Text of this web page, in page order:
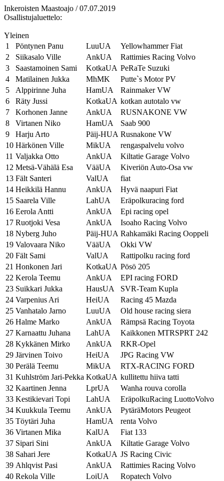
Inkeroisten Maastoajo / 07.07.2019
Osallistujaluettelo:
Yleinen
1
Pöntynen Panu LuuUA
Yellowhammer Fiat
2
Siikasalo Ville AnkUA
Rattimies Racing Volvo
3
Saastamoinen Sami KotkaUA PeRaTe Suzuki
4
Matilainen Jukka MhMK
Putte`s Motor PV
5
Alppirinne Juha HamUA
Rainmaker VW
6
Räty Jussi KotkaUA kotkan autotalo vw
7
Korhonen Janne AnkUA
RUSNAKONE VW
8
Virtanen Niko HamUA
Saab 900
9
Harju Arto Päij-HUA Rusnakone VW
10 Härkönen Ville MikUA
rengaspalvelu volvo
11 Valjakka Otto AnkUA
Kiltatie Garage Volvo
12 Metsä-Vähälä Esa VääUA
Kiveriön Auto-Osa vw
13 Fält Santeri ValUA
fiat
14 Heikkilä Hannu AnkUA
Hyvä naapuri Fiat
15 Saarela Ville LahUA
Eräpolkuracing ford
16 Eerola Antti AnkUA
Epi racing opel
17 Ruotjoki Vesa AnkUA
Isoaho Racing Volvo
18 Nyberg Juho Päij-HUA Rahkamäki Racing Ooppeli
19 Valovaara Niko VääUA
Okki VW
20 Fält Sami ValUA
Rattipolku racing ford
21 Honkonen Jari KotkaUA Pösö 205
22 Kerola Teemu AnkUA
EPI racing FORD
23 Suikkari Jukka HausUA
SVR-Team Kupla
24 Varpenius Ari HeiUA
Racing 45 Mazda
25 Vanhatalo Jarno LuuUA
Old house racing siera
26 Halme Marko AnkUA
Rämpsä Racing Toyota
27 Karnaattu Juhana LahUA
Kaikkonen MTRSPRT 242
28 Kykkänen Mirko AnkUA
RKR-Opel
29 Järvinen Toivo HeiUA
JPG Racing VW
30 Perälä Teemu MikUA
RTX-RACING FORD
31 Kuhlström Jari-Pekka KotkaUA kullitettu hiiva tatti
32 Kaartinen Jenna LprUA
Wanha rouva corolla
33 Kestikievari Topi LahUA
EräpolkuRacing LuottoVolvo
34 Kuukkula Teemu AnkUA
PytäräMotors Peugeot
35 Töytäri Juha HamUA
renta Volvo
36 Virtanen Mika KalUA
Fiat 133
37 Sipari Sini AnkUA
Kiltatie Garage Volvo
38 Sahari Jere KotkaUA JS Racing Civic
39 Ahlqvist Pasi AnkUA
Rattimies Racing Volvo
40 Rekola Ville LoiUA
Ropatech Volvo